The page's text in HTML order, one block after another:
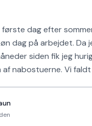
første dag efter
på arbejdet. Da jeg startede
siden fik jeg
af nabostuerne. Vi